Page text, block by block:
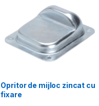
Opritor de mijloc zincat cu
fixare